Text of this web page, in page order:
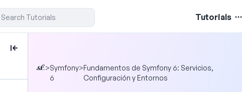
Tutorials
>Symfony
6
>Fundamentos de Symfony 6: Servicios,
Configuración y Entornos